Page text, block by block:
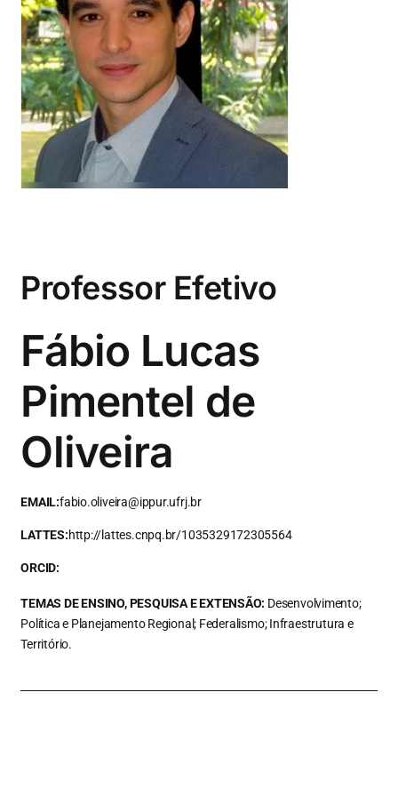
Eventos e Certificados
Comunicação
Buscar
resultados
para:
Professor Efetivo
Fábio Lucas
Pimentel de
Oliveira
EMAIL:fabio.oliveira@ippur.ufrj.br
LATTES:http://lattes.cnpq.br/1035329172305564
ORCID:
TEMAS DE ENSINO, PESQUISA E EXTENSÃO: Desenvolvimento;
Política e Planejamento Regional; Federalismo; Infraestrutura e
Território.